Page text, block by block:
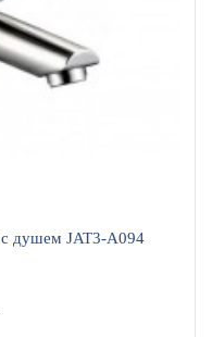
с душем JAT3-A094